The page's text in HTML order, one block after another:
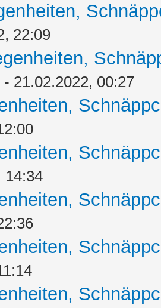
22:09
- 21.02.2022, 00:27
14:34